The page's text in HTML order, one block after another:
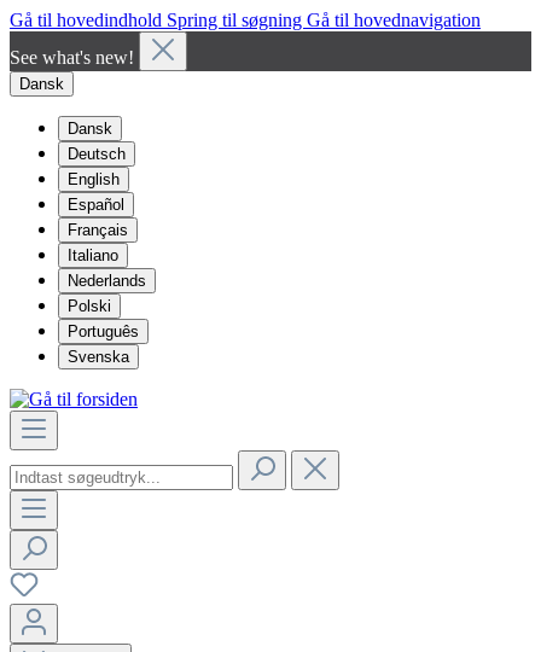
Gå til hovedindhold Spring til søgning Gå til hovednavigation
See what's new!
Dansk
Dansk
Deutsch
English
Español
Français
Italiano
Nederlands
Polski
Português
Svenska